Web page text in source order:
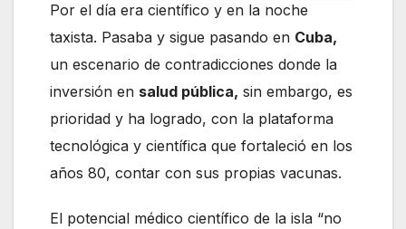
Por el día era científico y en la noche
taxista. Pasaba y sigue pasando en Cuba,
un escenario de contradicciones donde la
inversión en salud pública, sin embargo, es
prioridad y ha logrado, con la plataforma
tecnológica y científica que fortaleció en los
años 80, contar con sus propias vacunas.
El potencial médico científico de la isla “no